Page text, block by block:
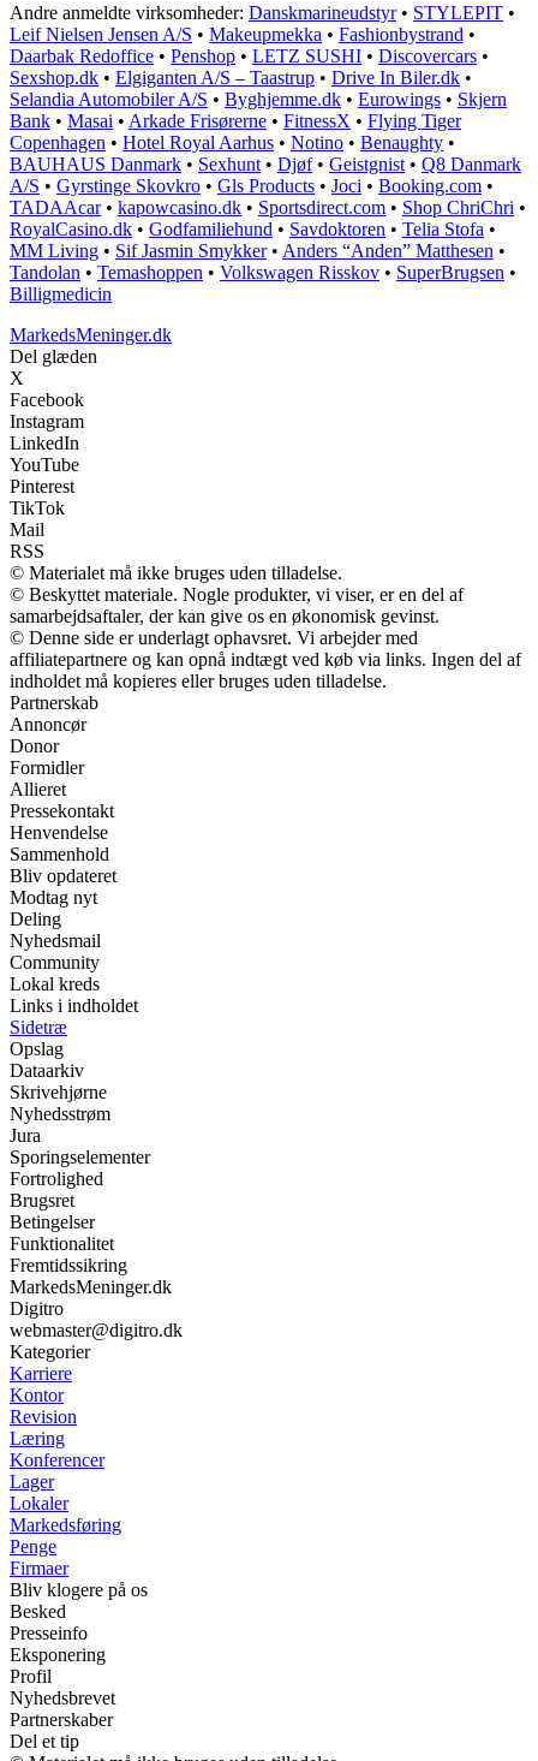
Andre anmeldte virksomheder: Danskmarineudstyr• STYLEPIT •
Leif Nielsen Jensen A/S • Makeupmekka • Fashionbystrand •
Daarbak Redoffice • Penshop • LETZ SUSHI • Discovercars •
Sexshop.dk • Elgiganten A/S – Taastrup • Drive In Biler.dk •
Selandia Automobiler A/S • Byghjemme.dk • Eurowings • Skjern
Bank • Masai • Arkade Frisørerne • FitnessX • Flying Tiger
Copenhagen • Hotel Royal Aarhus • Notino • Benaughty •
BAUHAUS Danmark • Sexhunt • Djøf• Geistgnist • Q8 Danmark
A/S • Gyrstinge Skovkro • Gls Products • Joci • Booking.com •
TADAAcar• kapowcasino.dk • Sportsdirect.com • Shop ChriChri •
RoyalCasino.dk • Godfamiliehund • Savdoktoren • Telia Stofa •
MM Living • Sif Jasmin Smykker• Anders “Anden” Matthesen •
Tandolan • Temashoppen • Volkswagen Risskov • SuperBrugsen •
Billigmedicin
MarkedsMeninger.dk
Del glæden
X
Facebook
Instagram
LinkedIn
YouTube
Pinterest
TikTok
Mail
RSS
© Materialet må ikke bruges uden tilladelse.
© Beskyttet materiale. Nogle produkter, vi viser, er en del af
samarbejdsaftaler, der kan give os en økonomisk gevinst.
© Denne side er underlagt ophavsret. Vi arbejder med
affiliatepartnere og kan opnå indtægt ved køb via links. Ingen del af
indholdet må kopieres eller bruges uden tilladelse.
Partnerskab
Annoncør
Donor
Formidler
Allieret
Pressekontakt
Henvendelse
Sammenhold
Bliv opdateret
Modtag nyt
Deling
Nyhedsmail
Community
Lokal kreds
Links i indholdet
Sidetræ
Opslag
Dataarkiv
Skrivehjørne
Nyhedsstrøm
Jura
Sporingselementer
Fortrolighed
Brugsret
Betingelser
Funktionalitet
Fremtidssikring
MarkedsMeninger.dk
Digitro
webmaster@digitro.dk
Kategorier
Karriere
Kontor
Revision
Læring
Konferencer
Lager
Lokaler
Markedsføring
Penge
Firmaer
Bliv klogere på os
Besked
Presseinfo
Eksponering
Profil
Nyhedsbrevet
Partnerskaber
Del et tip